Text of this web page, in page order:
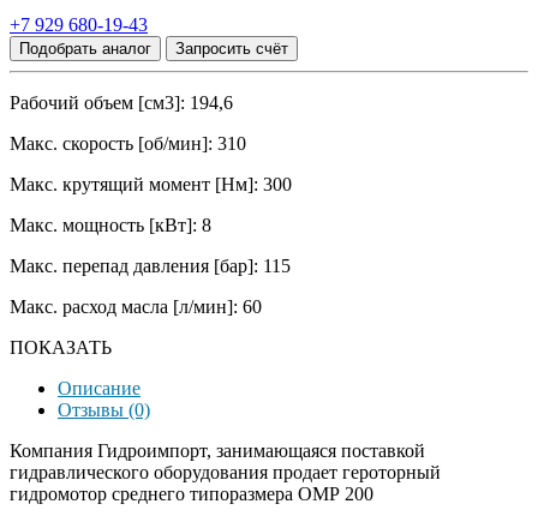
+7 929 680-19-43
Подобрать аналог Запросить счёт
Рабочий объем [см3]: 194,6
Макс. скорость [об/мин]: 310
Макс. крутящий момент [Нм]: 300
Макс. мощность [кВт]: 8
Макс. перепад давления [бар]: 115
Макс. расход масла [л/мин]: 60
ПОКАЗАТЬ
Описание
Отзывы (0)
Компания Гидроимпорт, занимающаяся поставкой
гидравлического оборудования продает героторный
гидромотор среднего типоразмера OMP 200